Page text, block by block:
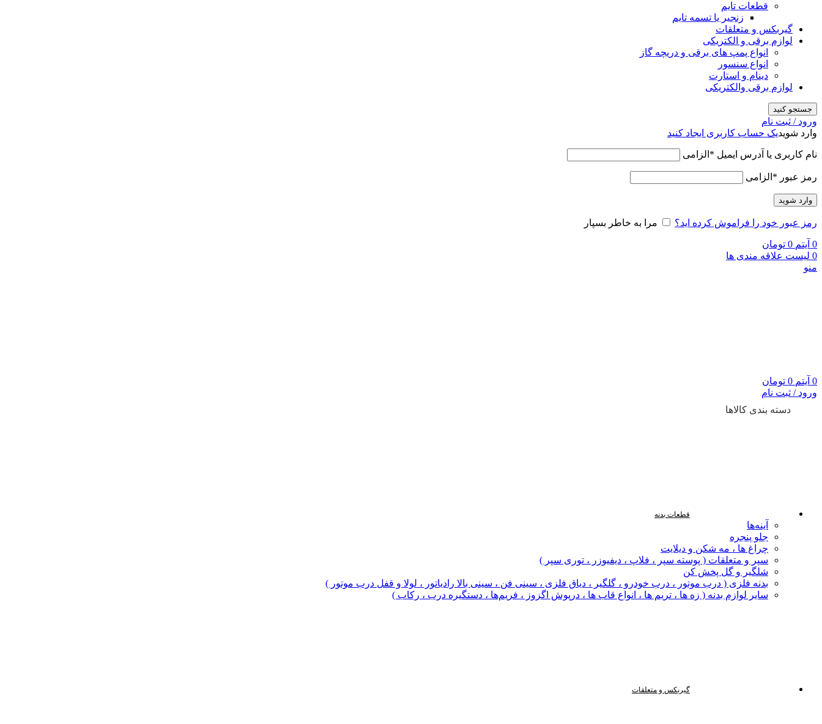
قطعات تایم
زنجیر یا تسمه تایم
گیربکس و متعلقات
لوازم برقی و الکتریکی
انواع پمپ های برقی و دریچه گاز
انواع سنسور
دینام و استارت
لوازم برقی والکتریکی
جستجو کنید
ورود / ثبت نام
وارد شویدیک حساب کاربری ایجاد کنید
نام کاربری یا آدرس ایمیل * الزامی
رمز عبور * الزامی
وارد شوید
رمز عبور خود را فراموش کرده اید؟ مرا به خاطر بسپار
0 آیتم 0 تومان
0 لیست علاقه مندی ها
منو
0 آیتم 0 تومان
ورود / ثبت نام
دسته بندی کالاها
قطعات بدنه
آینه‌ها
جلو پنجره
چراغ‌ ها ، مه‌ شکن و دیلایت
سپر و متعلقات ( پوسته سپر ، فلاپ ، دیفیوزر ، توری سپر )
شلگیر و گل‌ پخش‌ کن
بدنه فلزی ( درب موتور ، درب خودرو ، گلگیر ، دیاق فلزی ، سینی فن ، سینی بالا رادیاتور ، لولا و قفل درب موتور )
سایر لوازم بدنه ( زه ها ، تریم ها ، انواع قاب ها ، درپوش اگزوز ، فریم‌ها ، دستگیره درب ، رکاب )
گیربکس و متعلقات